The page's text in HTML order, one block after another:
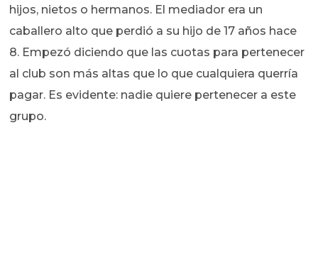
hijos, nietos o hermanos. El mediador era un
caballero alto que perdió a su hijo de 17 años hace
8. Empezó diciendo que las cuotas para pertenecer
al club son más altas que lo que cualquiera querría
pagar. Es evidente: nadie quiere pertenecer a este
grupo.